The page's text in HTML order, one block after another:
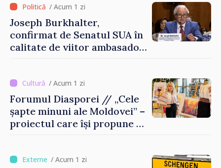
/ Acum 1 zi
Joseph Burkhalter,
confirmat de Senatul SUA în
calitate de viitor ambasador
/ Acum 1 zi
Forumul Diasporei // „Cele
șapte minuni ale Moldovei” –
proiectul care își propune să
/ Acum 1 zi